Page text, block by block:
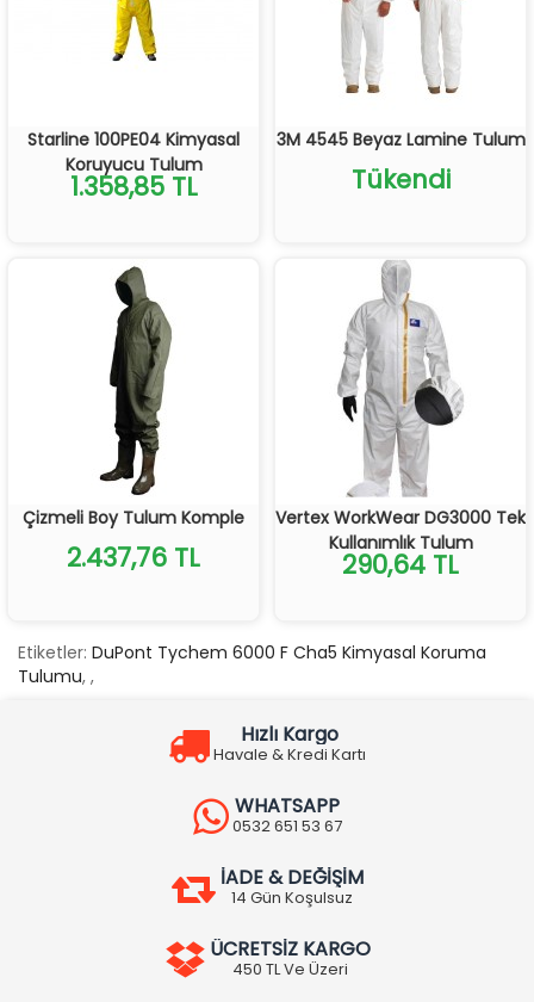
Starline 100PE04 Kimyasal
Koruyucu Tulum
1.358,85 TL
3M 4545 Beyaz Lamine Tulum
Tükendi
Çizmeli Boy Tulum Komple
2.437,76 TL
Vertex WorkWear DG3000 Tek
Kullanımlık Tulum
290,64 TL
Etiketler: DuPont Tychem 6000 F Cha5 Kimyasal Koruma
Tulumu, ,
Hızlı Kargo
Havale & Kredi Kartı
WHATSAPP
0532 651 53 67
İADE & DEĞİŞİM
14 Gün Koşulsuz
ÜCRETSİZ KARGO
450 TL Ve Üzeri